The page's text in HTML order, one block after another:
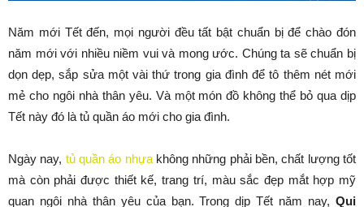
Năm mới Tết đến, mọi người đều tất bật chuẩn bị để chào đón
năm mới với nhiều niềm vui và mong ước. Chúng ta sẽ chuẩn bị
dọn dẹp, sắp sửa một vài thứ trong gia đình để tô thêm nét mới
mẻ cho ngôi nhà thân yêu. Và một món đồ không thể bỏ qua dịp
Tết này đó là tủ quần áo mới cho gia đình.
Ngày nay, tủ quần áo nhựakhông những phải bền, chất lượng tốt
mà còn phải được thiết kế, trang trí, màu sắc đẹp mắt hợp mỹ
quan ngôi nhà thân yêu của bạn. Trong dịp Tết năm nay, Qui